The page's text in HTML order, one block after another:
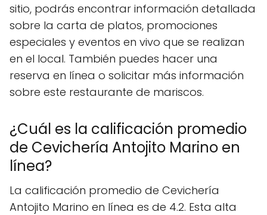
sitio, podrás encontrar información detallada
sobre la carta de platos, promociones
especiales y eventos en vivo que se realizan
en el local. También puedes hacer una
reserva en línea o solicitar más información
sobre este restaurante de mariscos.
¿Cuál es la calificación promedio
de Cevichería Antojito Marino en
línea?
La calificación promedio de Cevichería
Antojito Marino en línea es de 4.2. Esta alta